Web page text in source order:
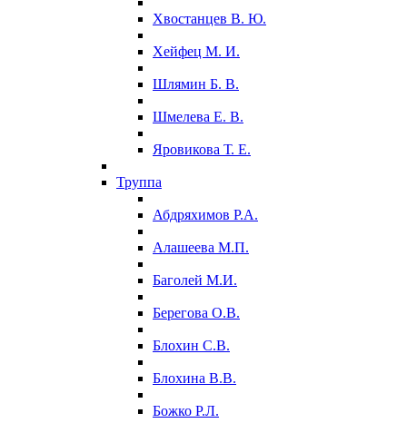
Хвостанцев В. Ю.
Хейфец М. И.
Шлямин Б. В.
Шмелева Е. В.
Яровикова Т. Е.
Труппа
Абдряхимов Р.А.
Алашеева М.П.
Баголей М.И.
Берегова О.В.
Блохин С.В.
Блохина В.В.
Божко Р.Л.